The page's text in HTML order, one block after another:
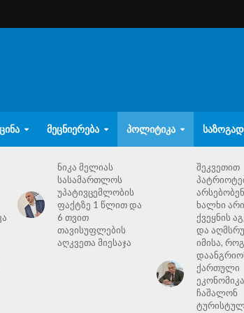
ᲛᲔᲪᲜᲘᲔᲠᲔᲑᲐ ᲞᲝᲚᲘᲢᲘᲙᲐ
ნიკა მელიას
სასამართლოს
უპატივცემლობის
ფაქტზე 1 წლით და
6 თვით
თავისუფლების
აღკვეთა მიესაჯა
შეკვეთით
ხალხი
ქვეყნის
და
იმისა,
ქართული
ჩაშალონ